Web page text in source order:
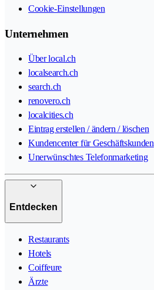
Cookie-Einstellungen
Unternehmen
Über local.ch
localsearch.ch
search.ch
renovero.ch
localcities.ch
Eintrag erstellen / ändern / löschen
Kundencenter für Geschäftskunden
Unerwünschtes Telefonmarketing
Entdecken
Restaurants
Hotels
Coiffeure
Ärzte